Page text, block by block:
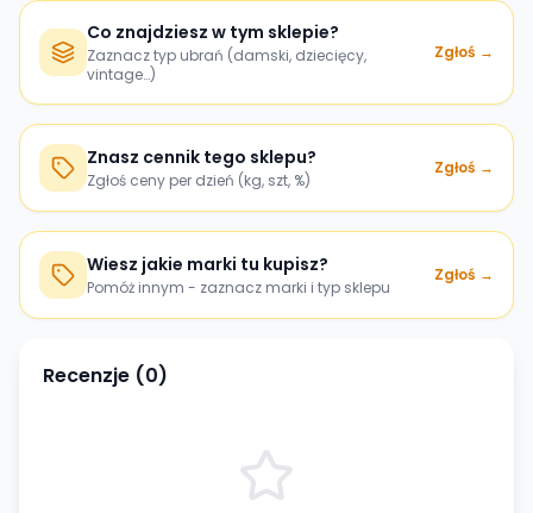
Co znajdziesz w tym sklepie?
Zaznacz typ ubrań (damski, dziecięcy,
vintage…)
Zgłoś →
Znasz cennik tego sklepu?
Zgłoś ceny per dzień (kg, szt, %)
Zgłoś →
Wiesz jakie marki tu kupisz?
Pomóż innym - zaznacz marki i typ sklepu
Zgłoś →
Recenzje (0)